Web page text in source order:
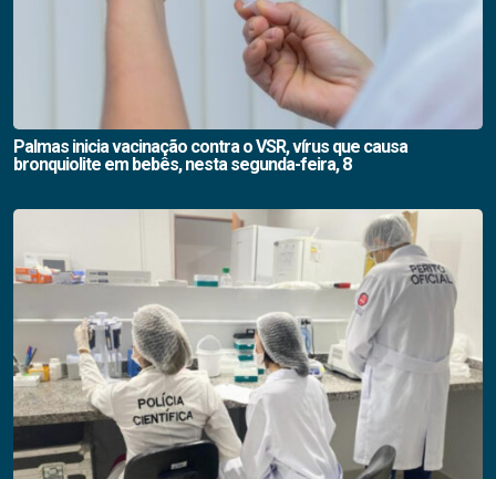
Palmas inicia vacinação contra o VSR, vírus que causa
bronquiolite em bebês, nesta segunda-feira, 8